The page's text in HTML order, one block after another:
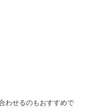
わせるのもおすすめで